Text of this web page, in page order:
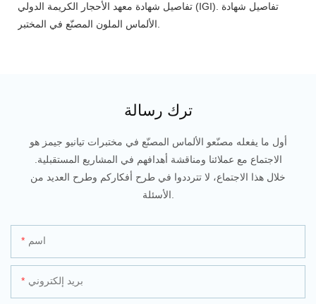
تفاصيل شهادة معهد الأحجار الكريمة الدولي (IGI). تفاصيل شهادة
ترك رسالة
أول ما يفعله مصنّعو الألماس المصنّع في مختبرات تيانيو جيمز هو
الاجتماع مع عملائنا ومناقشة أهدافهم في المشاريع المستقبلية.
خلال هذا الاجتماع، لا تترددوا في طرح أفكاركم وطرح العديد من
الأسئلة.
اسم
بريد إلكتروني